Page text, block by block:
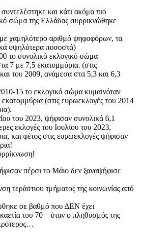
και κάτι ακόμα πιο
σώμα της Ελλάδας συρρικνώθηκε
με χαμηλότερο αριθμό ψηφοφόρων, τα
υψηλότερα ποσοστά)
το συνολικό εκλογικό σώμα
7 με 7,5 εκατομμύρια. (στις
του 2009, ανάμεσα στα 5,3 και 6,3
15 το εκλογικό σώμα κυμαινόταν
(στις ευρωεκλογές του 2014
του 2023, ψήφισαν συνολικά 6,1
εκλογές του Ιουλίου του 2023,
και φέτος στις ευρωεκλογές ψήφισαν
πέρσι το Μάιο δεν ξαναψήφισε
τεράστιου τμήματος της κοινωνίας από
σε βαθμό που ΔΕΝ έχει
του 70 – όταν ο πληθυσμός της